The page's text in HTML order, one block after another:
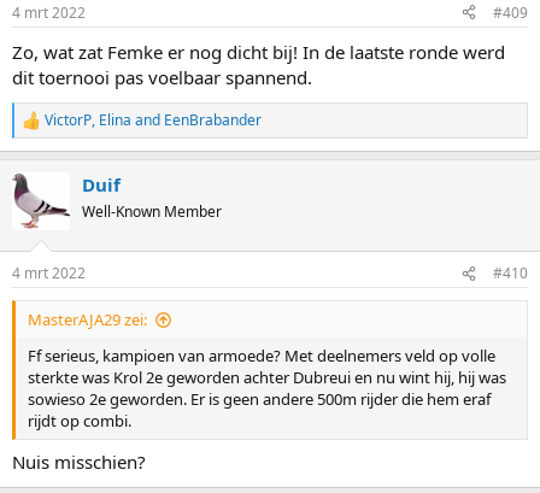
4 mrt 2022 #409
Zo, wat zat Femke er nog dicht bij! In de laatste ronde werd
dit toernooi pas voelbaar spannend.
R
e
c
t
i
s
:
VictorP, Elina and EenBrabander
Duif
Well-Known Member
4 mrt 2022 #410
MasterAJA29 zei:
Ff serieus, kampioen van armoede? Met deelnemers veld op volle
sterkte was Krol 2e geworden achter Dubreui en nu wint hij, hij was
sowieso 2e geworden. Er is geen andere 500m rijder die hem eraf
rijdt op combi.
Nuis misschien?